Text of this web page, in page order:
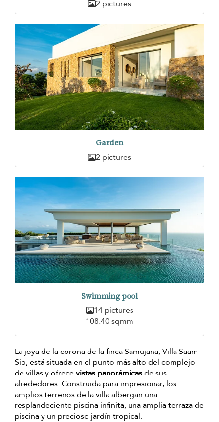
2 pictures
Garden
2 pictures
Swimming pool
14 pictures
108.40 sqmm
La joya de la corona de la finca Samujana, Villa Saam
Sip, está situada en el punto más alto del complejo
de villas y ofrecevistas panorámicasde sus
alrededores. Construida para impresionar, los
amplios terrenos de la villa albergan una
resplandeciente piscina infinita, una amplia terraza de
piscina y un precioso jardín tropical.